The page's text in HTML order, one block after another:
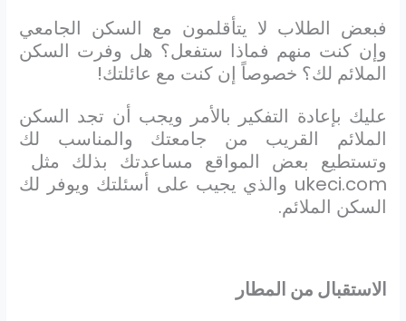
فبعض الطلاب لا يتأقلمون مع السكن الجامعي
وإن كنت منهم فماذا ستفعل؟ هل وفرت السكن
الملائم لك؟ خصوصاً إن كنت مع عائلتك!
عليك بإعادة التفكير بالأمر ويجب أن تجد السكن
الملائم القريب من جامعتك والمناسب لك
وتستطيع بعض المواقع مساعدتك بذلك مثل
ukeci.com والذي يجيب على أسئلتك ويوفر لك
السكن الملائم.
الاستقبال من المطار